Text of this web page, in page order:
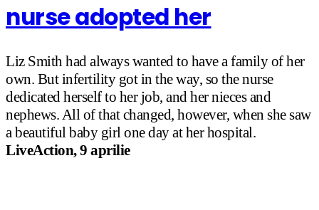
nurse adopted her
Liz Smith had always wanted to have a family of her
own. But infertility got in the way, so the nurse
dedicated herself to her job, and her nieces and
nephews. All of that changed, however, when she saw
a beautiful baby girl one day at her hospital.
LiveAction, 9 aprilie